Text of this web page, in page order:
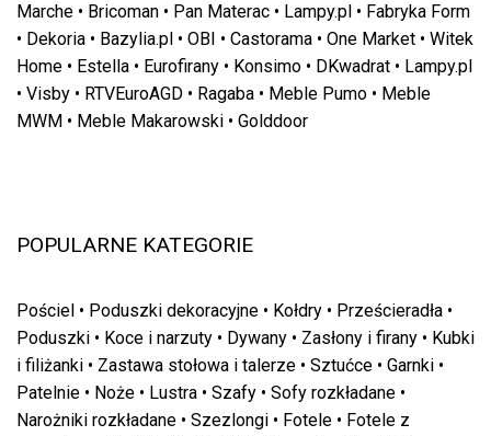
Marche • Bricoman • Pan Materac • Lampy.pl • Fabryka Form
• Dekoria • Bazylia.pl • OBI • Castorama • One Market • Witek
Home • Estella • Eurofirany • Konsimo • DKwadrat • Lampy.pl
• Visby • RTVEuroAGD • Ragaba • Meble Pumo • Meble
MWM • Meble Makarowski • Golddoor
POPULARNE KATEGORIE
Pościel • Poduszki dekoracyjne • Kołdry • Prześcieradła •
Poduszki • Koce i narzuty • Dywany • Zasłony i firany • Kubki
i filiżanki • Zastawa stołowa i talerze • Sztućce • Garnki •
Patelnie • Noże • Lustra • Szafy • Sofy rozkładane •
Narożniki rozkładane • Szezlongi • Fotele • Fotele z